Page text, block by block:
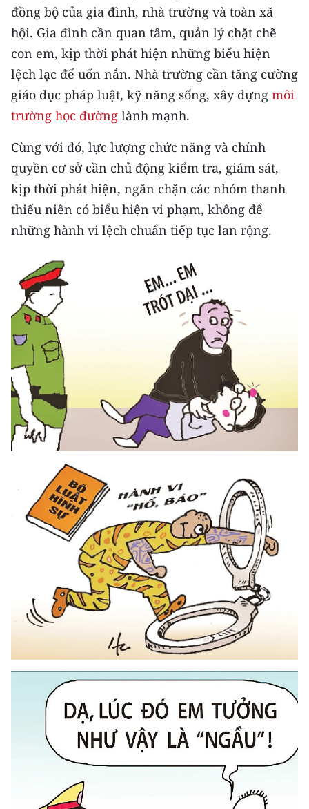
BẠN ĐỌC
KIỂM CHỨNG THÔNG TIN
TRI THỨC CHUYÊN SÂU
54 DÂN TỘC VIỆT NAM
CHƯƠNG TRÌNH OCOP - MỖI XÃ
MỘT SẢN PHẨM
RADIO
MEDIA CENTER
E-Magazine
Video
Media Chính trị
Media Kinh tế
Media Văn hóa
Media Xã hội
Media Pháp luật
Media Du lịch
Media Thế giới
Media Thể thao
Media Giáo dục
Media Y tế
Media Khoa học - Công nghệ
Media Môi trường
Infographic
TIN ĐỊA PHƯƠNG
đồng bộ của gia đình, nhà trường và toàn xã
hội. Gia đình cần quan tâm, quản lý chặt chẽ
con em, kịp thời phát hiện những biểu hiện
lệch lạc để uốn nắn. Nhà trường cần tăng cường
giáo dục pháp luật, kỹ năng sống, xây dựng môi
trường học đường lành mạnh.
Cùng với đó, lực lượng chức năng và chính
quyền cơ sở cần chủ động kiểm tra, giám sát,
kịp thời phát hiện, ngăn chặn các nhóm thanh
thiếu niên có biểu hiện vi phạm, không để
những hành vi lệch chuẩn tiếp tục lan rộng.